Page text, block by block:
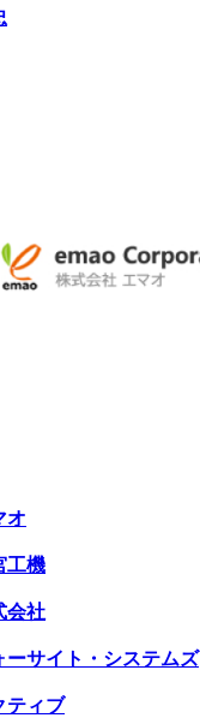
オ
工機
会社
ーサイト・システムズ
ティブ